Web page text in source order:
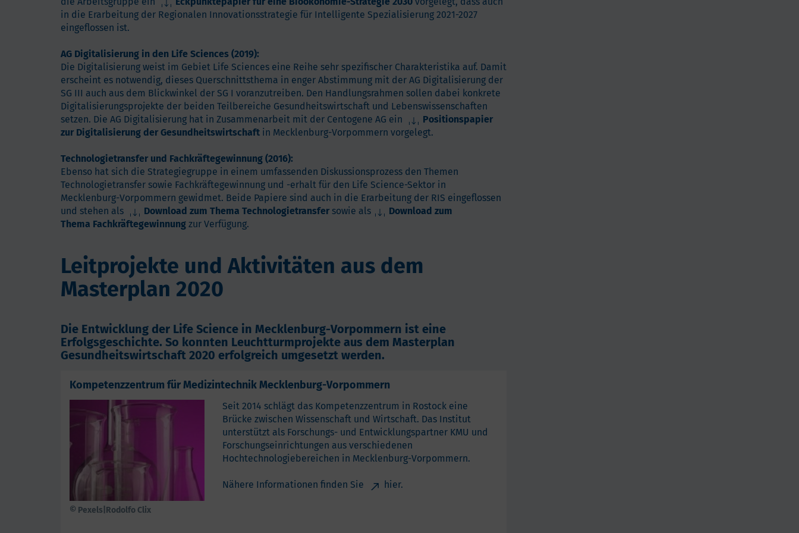
in die Erarbeitung der Regionalen Innovationsstrategie für Intelligente Spezialisierung 2021-2027
eingeflossen ist.
AG Digitalisierung in den Life Sciences (2019):
Die Digitalisierung weist im Gebiet Life Sciences eine Reihe sehr spezifischer Charakteristika auf. Damit
erscheint es notwendig, dieses Querschnittsthema in enger Abstimmung mit der AG Digitalisierung der
SG III auch aus dem Blickwinkel der SG I voranzutreiben. Den Handlungsrahmen sollen dabei konkrete
Digitalisierungsprojekte der beiden Teilbereiche Gesundheitswirtschaft und Lebenswissenschaften
setzen. Die AG Digitalisierung hat in Zusammenarbeit mit der Centogene AG ein
Positionspapier
zur Digitalisierung der Gesundheitswirtschaft in Mecklenburg-Vorpommern vorgelegt.
Technologietransfer und Fachkräftegewinnung (2016):
Ebenso hat sich die Strategiegruppe in einem umfassenden Diskussionsprozess den Themen
Technologietransfer sowie Fachkräftegewinnung und -erhalt für den Life Science-Sektor in
Mecklenburg-Vorpommern gewidmet. Beide Papiere sind auch in die Erarbeitung der RIS eingeflossen
und stehen als
Download zum Thema Technologietransfersowie als
Download zum
Thema Fachkräftegewinnung zur Verfügung.
Leitprojekte und Aktivitäten aus dem
Masterplan 2020
Die Entwicklung der Life Science in Mecklenburg-Vorpommern ist eine
Erfolgsgeschichte. So konnten Leuchtturmprojekte aus dem Masterplan
Gesundheitswirtschaft 2020 erfolgreich umgesetzt werden.
Kompetenzzentrum für Medizintechnik Mecklenburg-Vorpommern
© Pexels|Rodolfo Clix
Seit 2014 schlägt das Kompetenzzentrum in Rostock eine
Brücke zwischen Wissenschaft und Wirtschaft. Das Institut
unterstützt als Forschungs- und Entwicklungspartner KMU und
Forschungseinrichtungen aus verschiedenen
Hochtechnologiebereichen in Mecklenburg-Vorpommern.
Nähere Informationen finden Sie hier.